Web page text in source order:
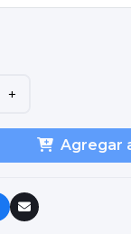
+
Agregar